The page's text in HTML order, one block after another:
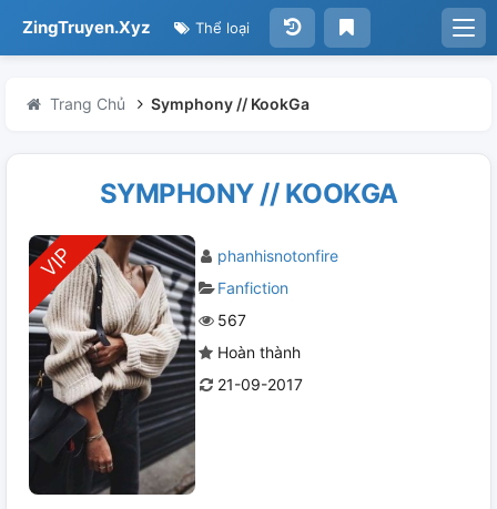
ZingTruyen.Xyz Thể loại
Trang Chủ Symphony // KookGa
SYMPHONY // KOOKGA
phanhisnotonfire
Fanfiction
567
Hoàn thành
21-09-2017